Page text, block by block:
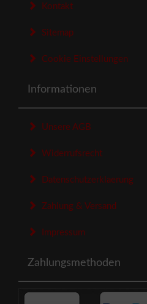
Kontakt
Sitemap
Cookie Einstellungen
Informationen
Unsere AGB
Widerrufsrecht
Datenschutzerklaerung
Zahlung & Versand
Impressum
Zahlungsmethoden